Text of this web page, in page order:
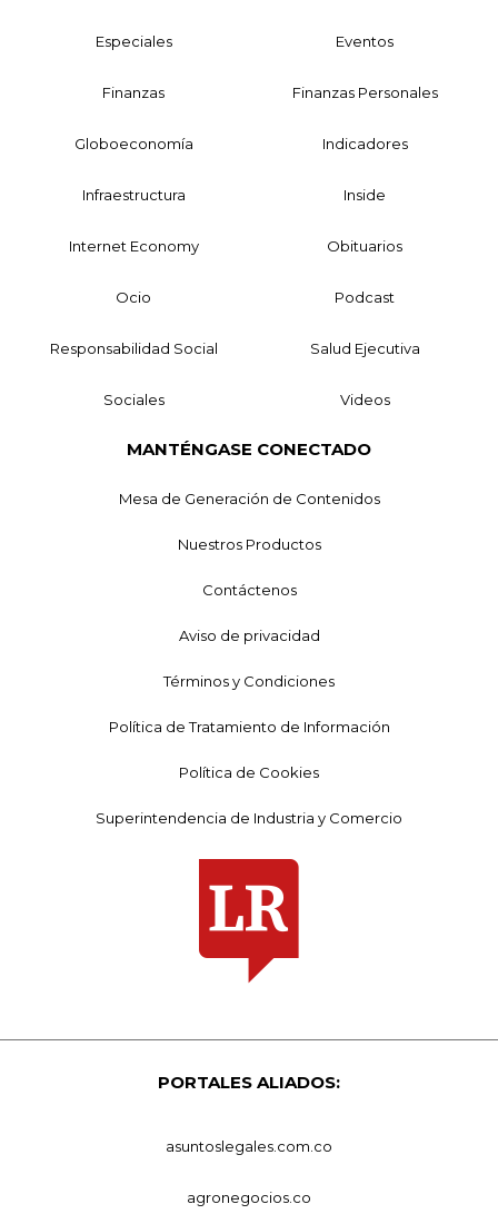
Especiales Eventos
Finanzas Finanzas Personales
Globoeconomía Indicadores
Infraestructura Inside
Internet Economy Obituarios
Ocio Podcast
Responsabilidad Social Salud Ejecutiva
Sociales Videos
MANTÉNGASE CONECTADO
Mesa de Generación de Contenidos
Nuestros Productos
Contáctenos
Aviso de privacidad
Términos y Condiciones
Política de Tratamiento de Información
Política de Cookies
Superintendencia de Industria y Comercio
PORTALES ALIADOS:
asuntoslegales.com.co
agronegocios.co